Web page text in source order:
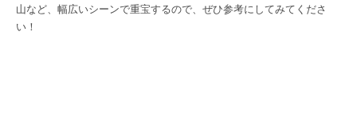
山など、幅広いシーンで重宝するので、ぜひ参考にしてみてくださ
い！